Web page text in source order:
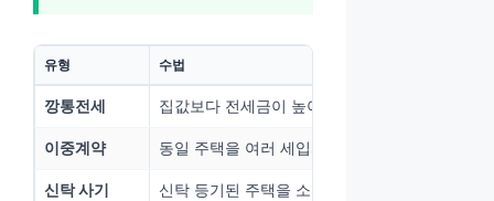
유형 수법
깡통전세 집값보다 전세금이 높아 경매 시 보증금 회수 불
이중계약 동일 주택을 여러 세입자에게 중복 계약
신탁 사기 신탁 등기된 주택을 소유자인 척 위장 계약